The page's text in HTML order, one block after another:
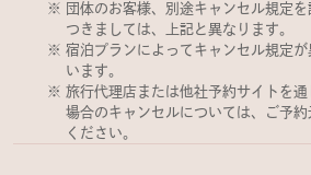
団体のお客様、別途キャンセル規定
つきましては、上記と異なります。
宿泊プランによってキャンセル規定
います。
旅行代理店または他社予約サイトを
場合のキャンセルについては、ご予
ください。